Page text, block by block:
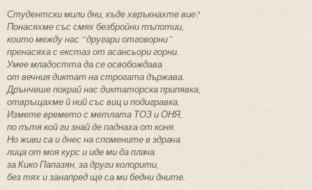
Студентски мили дни, къде хвръкнахте вие?
Понасяхме със смях безбройни тъпотии,
които между нас “другари отговорни”
пренасяха с екстаз от асансьори горни.
Умее младостта да се освобождава
от вечния диктат на строгата държава.
Дрънчеше покрай нас диктаторска припявка,
отвръщахме й ний със виц и подигравка.
Измете времето с метлата ТОЗ и ОНЯ,
по пътя кой ги знай де паднаха от коня.
Но живи са и днес на спомените в здрача
лица от моя курс и иде ми да плача
за Кико Папазян, за други колорити,
без тях и занапред ще са ми бедни дните.